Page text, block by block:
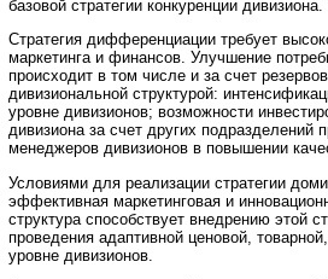
базовой стратегии конкуренции дивизиона.
Стратегия дифференциации требует
маркетинга и финансов. Улучшение
происходит в том числе и за счет
дивизиональной структурой:
уровне дивизионов; возможности
дивизиона за счет других подразделений
менеджеров дивизионов в повышении
Условиями для реализации стратегии
эффективная маркетинговая и
структура способствует внедрению этой
проведения адаптивной ценовой,
уровне дивизионов.